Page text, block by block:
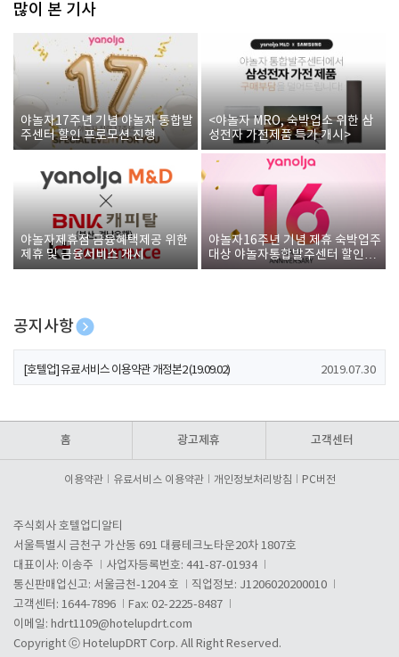
많이 본 기사
야놀자17주년 기념 야놀자 통합발
주센터 할인 프로모션 진행
<야놀자 MRO, 숙박업소 위한 삼
성전자 가전제품 특가 개시>
야놀자제휴점 금융혜택제공 위한
제휴 및 금융서비스 게시
야놀자16주년 기념 제휴 숙박업주
대상 야놀자통합발주센터 할인쿠
폰 증정
공지사항
[호텔업] 개인정보 처리방침 개정본1 (19.09.02)
[호텔업] 유료서비스 이용약관 개정본2 (19.09.02) 2019.07.30
홈 광고제휴 고객센터
이용약관 유료서비스 이용약관 개인정보처리방침 PC버전
주식회사 호텔업디알티
서울특별시 금천구 가산동 691 대륭테크노타운20차 1807호
대표이사: 이송주
사업자등록번호: 441-87-01934
통신판매업신고: 서울금천-1204 호
직업정보: J1206020200010
고객센터: 1644-7896
Fax: 02-2225-8487
이메일: hdrt1109@hotelupdrt.com
Copyright ⓒ HotelupDRT Corp. All Right Reserved.